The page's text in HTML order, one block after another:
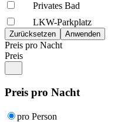
Privates Bad
LKW-Parkplatz
Preis pro Nacht
Preis
Preis pro Nacht
pro Person